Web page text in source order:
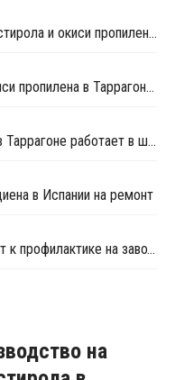
Repsol возобновила работу завода стирола и окиси пропилена в Таррагоне после профилактики
Repsol закрыла завод стирола и окиси пропилена в Таррагоне на профилактику
Завод бутадиена испанской Repsol в Таррагоне работает в штатном режиме после перезапуска
в Испании на ремонт
Repsol на текущей неделе приступит к профилактике на заводе бутадиена в Таррагоне
на